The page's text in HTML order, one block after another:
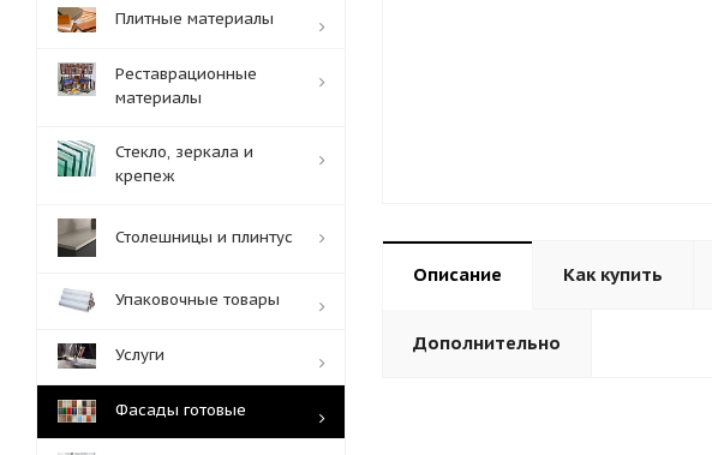
Описание Как купить
Дополнительно
Плитные материалы
Реставрационные
материалы
Стекло, зеркала и
крепеж
Столешницы и плинтус
Упаковочные товары
Услуги
Фасады готовые